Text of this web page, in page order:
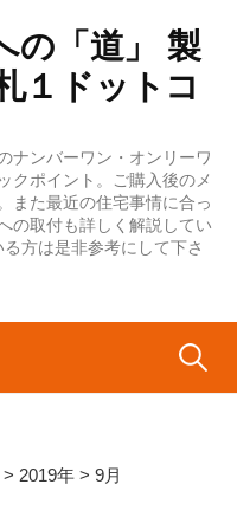
の「道」 製
１ドットコ
ナンバーワン・オンリーワ
クポイント。ご購入後のメ
また最近の住宅事情に合っ
の取付も詳しく解説してい
方は是非参考にして下さ
検
> 2019年 > 9月